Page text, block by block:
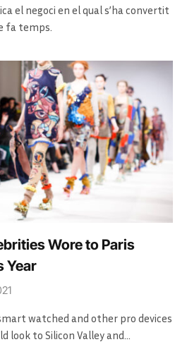
el negoci en el qual s’ha convertit
fa temps.
Wore to Paris
Year
watched and other pro devices
look to Silicon Valley and…